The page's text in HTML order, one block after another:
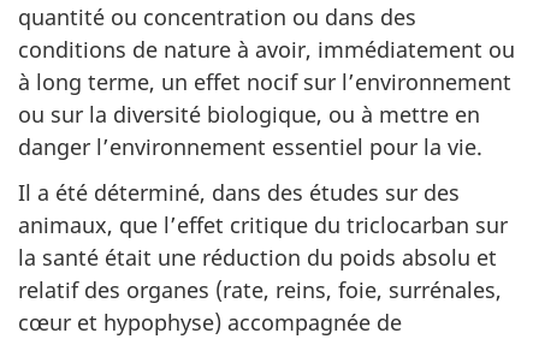
quantité ou concentration ou dans des
conditions de nature à avoir, immédiatement ou
à long terme, un effet nocif sur l’environnement
ou sur la diversité biologique, ou à mettre en
danger l’environnement essentiel pour la vie.
Il a été déterminé, dans des études sur des
animaux, que l’effet critique du triclocarban sur
la santé était une réduction du poids absolu et
relatif des organes (rate, reins, foie, surrénales,
cœur et hypophyse) accompagnée de